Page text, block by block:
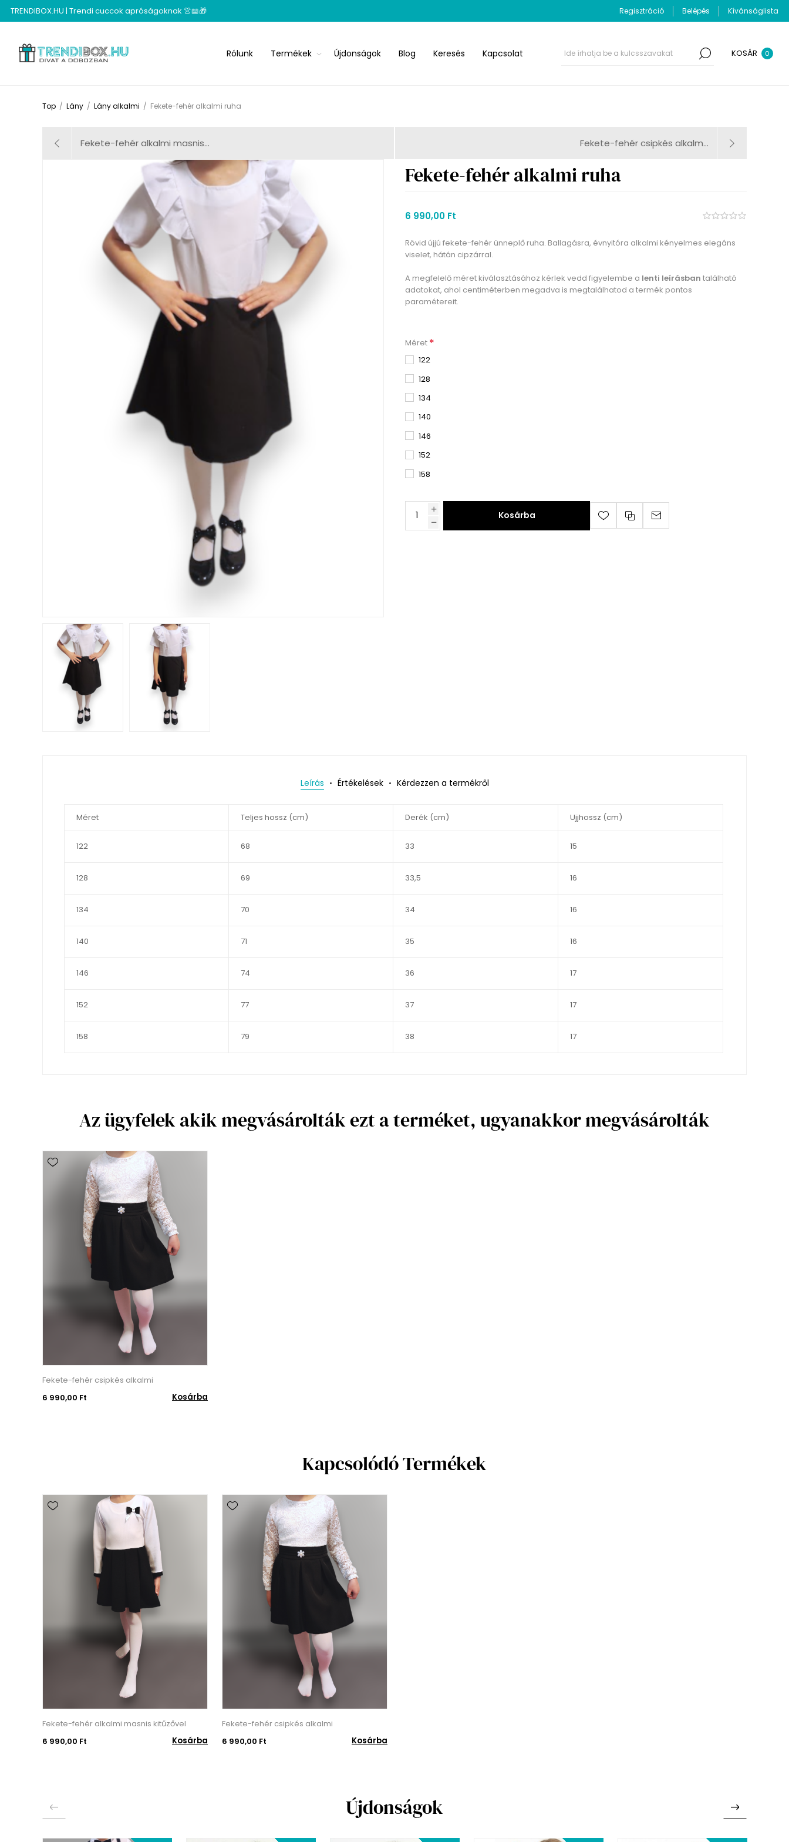
TRENDIBOX.HU | Trendi cuccok apróságoknak 👚📖🎁 Regisztráció Belépés Kívánságlista
Rólunk Termékek Újdonságok Blog Keresés Kapcsolat KOSÁR 0
Top / Lány / Lány alkalmi / Fekete-fehér alkalmi ruha
Fekete-fehér alkalmi masnis... Fekete-fehér csipkés alkalm...
Fekete-fehér alkalmi ruha
6 990,00 Ft
Rövid újjú fekete-fehér ünneplő ruha. Ballagásra, évnyitóra alkalmi kényelmes elegáns
viselet, hátán cipzárral.
A megfelelő méret kiválasztásához kérlek vedd figyelembe a lenti leírásban található
adatokat, ahol centiméterben megadva is megtalálhatod a termék pontos
paramétereit.
Méret *
122
128
134
140
146
152
158
Kosárba
Leírás Értékelések Kérdezzen a termékről
Méret Teljes hossz (cm) Derék (cm) Ujjhossz (cm)
122 68 33 15
128 69 33,5 16
134 70 34 16
140 71 35 16
146 74 36 17
152 77 37 17
158 79 38 17
Az ügyfelek akik megvásárolták ezt a terméket, ugyanakkor megvásárolták
Fekete-fehér csipkés alkalmi
6 990,00 Ft
Kosárba
Kapcsolódó Termékek
Fekete-fehér alkalmi masnis kitűzővel
6 990,00 Ft
Kosárba
Fekete-fehér csipkés alkalmi
6 990,00 Ft
Kosárba
Újdonságok